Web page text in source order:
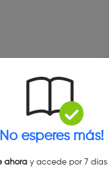
esperes más!
ahoray accede por 7 días